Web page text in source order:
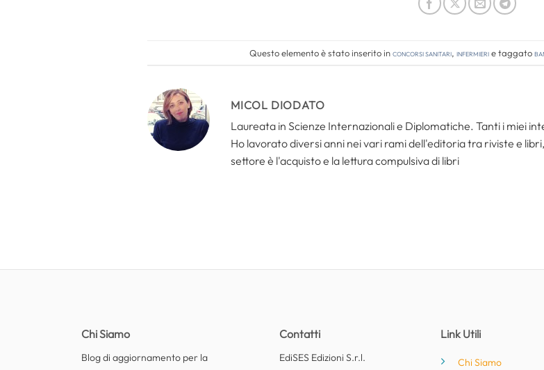
Questo elemento è stato inserito inConcorsi Sanitari, Infermierie taggato
MICOL DIODATO
Laureata in Scienze Internazionali e Diplomatiche. Tanti i miei
Ho lavorato diversi anni nei vari rami dell'editoria tra riviste e
settore è l'acquisto e la lettura compulsiva di libri
Chi Siamo
Blog di aggiornamento per la
Contatti
EdiSES Edizioni S.r.l.
Link Utili
Chi Siamo